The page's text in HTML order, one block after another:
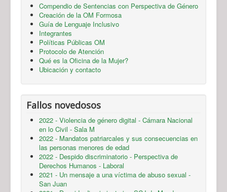
Compendio de Sentencias con Perspectiva de Género
Creación de la OM Formosa
Guía de Lenguaje Inclusivo
Integrantes
Políticas Públicas OM
Protocolo de Atención
Qué es la Oficina de la Mujer?
Ubicación y contacto
Fallos novedosos
2022 - Violencia de género digital - Cámara Nacional
en lo Civil - Sala M
2022 - Mandatos patriarcales y sus consecuencias en
las personas menores de edad
2022 - Despido discriminatorio - Perspectiva de
Derechos Humanos - Laboral
2021 - Un mensaje a una víctima de abuso sexual -
San Juan